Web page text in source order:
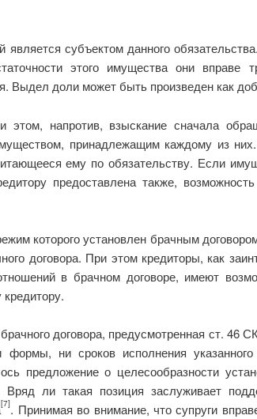
субъектом данного
этого имущества они вправе
Выдел доли может быть произведен как
этом, напротив, взыскание сначала
принадлежащим каждому из
ему по обязательству. Если
предоставлена также,
которого установлен брачным
договора. При этом кредиторы, как
в брачном договоре, имеют
договора, предусмотренная ст. 46
формы, ни сроков исполнения
предложение о целесообразности
Вряд ли такая позиция заслуживает
[7]. Принимая во внимание, что супруги